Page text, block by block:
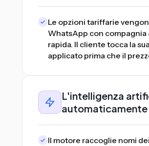
Le opzioni tariffarie
WhatsApp con compagnia
rapida. Il cliente tocca la
applicato prima che il
L'intelligenza
Il motore raccoglie nomi